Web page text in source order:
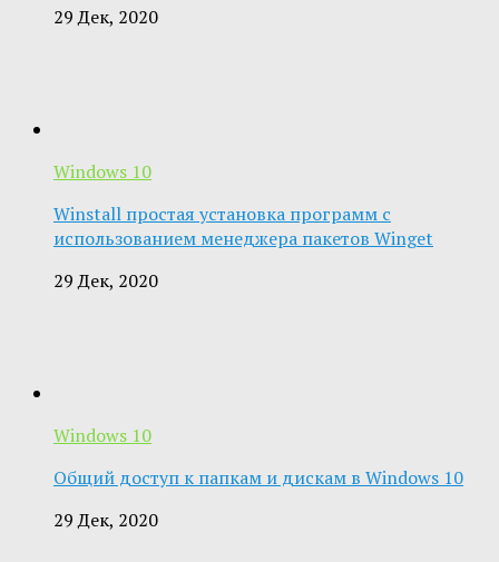
29 Дек, 2020
Windows 10
Winstall простая установка программ с
использованием менеджера пакетов Winget
29 Дек, 2020
Windows 10
Общий доступ к папкам и дискам в Windows 10
29 Дек, 2020